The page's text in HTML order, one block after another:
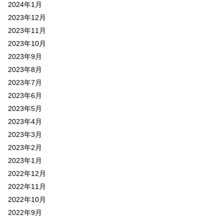
2024年1月
2023年12月
2023年11月
2023年10月
2023年9月
2023年8月
2023年7月
2023年6月
2023年5月
2023年4月
2023年3月
2023年2月
2023年1月
2022年12月
2022年11月
2022年10月
2022年9月